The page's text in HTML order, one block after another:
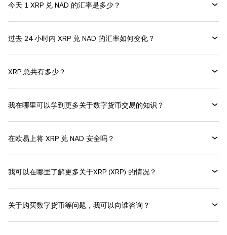
今天 1 XRP 兑 NAD 的汇率是多少？
过去 24 小时内 XRP 兑 NAD 的汇率如何变化？
XRP 总共有多少？
我在哪里可以学到更多关于数字货币交易的知识？
在欧易上将 XRP 兑 NAD 安全吗？
我可以在哪里了解更多关于XRP (XRP) 的情况？
关于购买数字货币等问题，我可以向谁咨询？